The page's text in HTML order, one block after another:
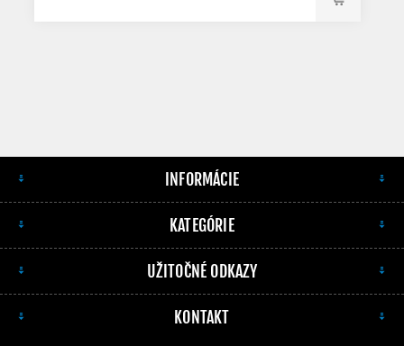
INFORMÁCIE
KATEGÓRIE
UŽITOČNÉ ODKAZY
KONTAKT